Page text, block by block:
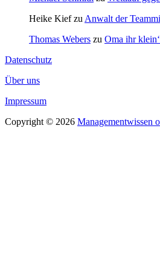
Heike Kiefzu Anwalt der
Thomas Webers zu Oma ihr
Datenschutz
Über uns
Impressum
Copyright © 2026 Managementwissen